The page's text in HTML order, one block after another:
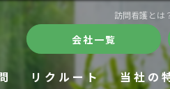
訪問看護とは
会社一覧
リクルート 当社の